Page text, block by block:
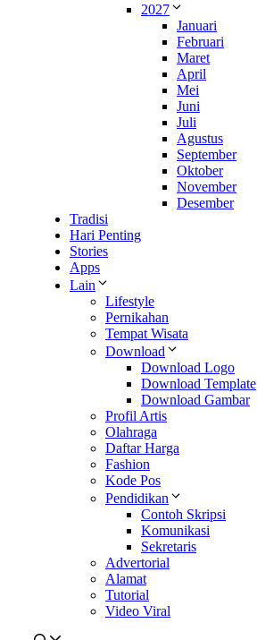
2027
Januari
Februari
Maret
April
Mei
Juni
Juli
Agustus
September
Oktober
November
Desember
Tradisi
Hari Penting
Stories
Apps
Lain
Lifestyle
Pernikahan
Tempat Wisata
Download
Download Logo
Download Template
Download Gambar
Profil Artis
Olahraga
Daftar Harga
Fashion
Kode Pos
Pendidikan
Contoh Skripsi
Komunikasi
Sekretaris
Advertorial
Alamat
Tutorial
Video Viral